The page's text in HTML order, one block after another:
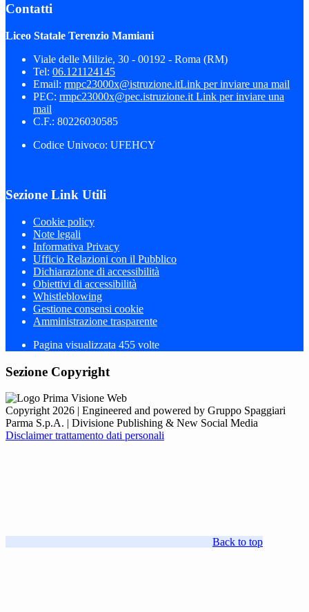
Contatti
Liceo Statale Terenzio Mamiani
Viale delle Milizie, 30 - 00192 - Roma (RM)
Tel: 06.121124145
Email: rmpc23000x@istruzione.itLink per inviare una mail
PEC: rmpc23000x@pec.istruzione.it Link per inviare una
mail
C.F.: 80226030585
Codice Univoco: UFEHCY
Sezione Link Utili
Cookie policy
Note legali
Informativa Privacy
Ufficio Relazioni con il Pubblico
Dichiarazione di accessibilità
Obiettivi di accessibilità
Whistleblowing
Gestione consensi cookie
Amministrazione trasparente
Pagina visualizzata 455 volte
Sezione Copyright
Copyright 2026 | Engineered and powered by Gruppo Spaggiari
Parma S.p.A. | Divisione Publishing & New Social Media
Disclaimer trattamento dati personali
Back to top